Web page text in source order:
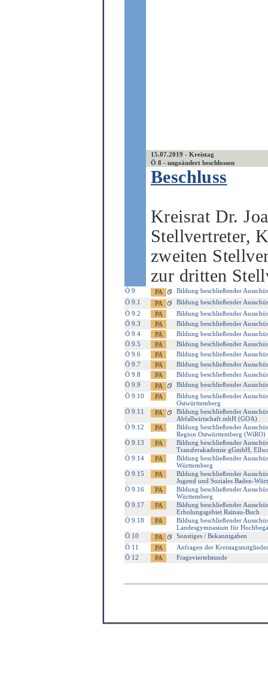
15.07.2019 - Kreistag
Ö 8 - ungeändert beschlossen
Beschluss
Kreisrat Dr.
Stellvertreter,
zweiten
zur dritten
Ö 9
Bildung beschließender
Ö 9.1
Bildung beschließender
Ö 9.2
Bildung beschließender
Ö 9.3
Bildung beschließender
Ö 9.4
Bildung beschließender
Ö 9.5
Bildung beschließender
Ö 9.6
Bildung beschließender
Ö 9.7
Bildung beschließender
Ö 9.8
Bildung beschließender
Ö 9.9
Bildung beschließender
Ö 9.10
Bildung beschließender
Ostwürttemberg
Ö 9.11
Bildung beschließender
Abfallwirtschaft mbH (GOA)
Ö 9.12
Bildung beschließender
Region Ostwürttemberg (WiRO)
Ö 9.13
Bildung beschließender
Transferakademie gGmbH,
Ö 9.14
Bildung beschließender
Württemberg
Ö 9.15
Bildung beschließender
Jugend und Soziales Baden-
Ö 9.16
Bildung beschließender
Württemberg
Ö 9.17
Bildung beschließender
Erholungsgebiet Rainau-Buch
Ö 9.18
Bildung beschließender
Landesgymnasium für
Ö 10
Sonstiges / Bekanntgaben
Ö 11
Anfragen der Kreistagsmitglieder
Ö 12
Frageviertelstunde